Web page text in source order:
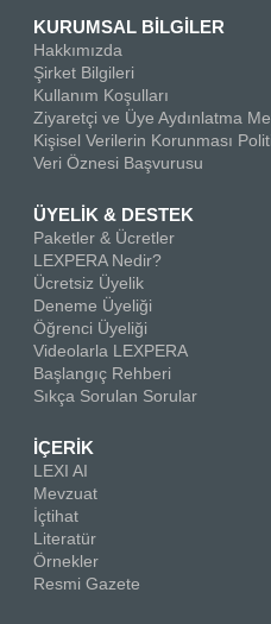
KURUMSAL BİLGİLER
Hakkımızda
Şirket Bilgileri
Kullanım Koşulları
Ziyaretçi ve Üye Aydınlatma
Kişisel Verilerin Korunması
Veri Öznesi Başvurusu
ÜYELİK & DESTEK
Paketler & Ücretler
LEXPERA Nedir?
Ücretsiz Üyelik
Deneme Üyeliği
Öğrenci Üyeliği
Videolarla LEXPERA
Başlangıç Rehberi
Sıkça Sorulan Sorular
İÇERİK
LEXI AI
Mevzuat
İçtihat
Literatür
Örnekler
Resmi Gazete